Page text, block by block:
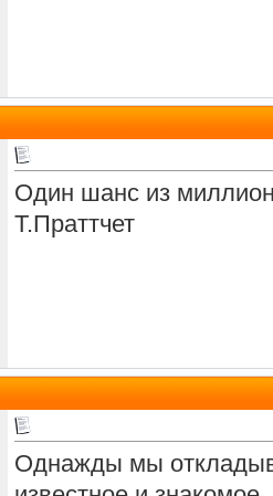
Один шанс из
Т.Праттчет
Однажды мы